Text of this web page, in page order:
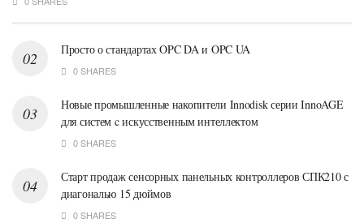
Просто о стандартах OPC DA и OPC UA
0 SHARES
Новые промышленные накопители Innodisk серии InnoAGE
для систем c искусственным интеллектом
0 SHARES
Старт продаж сенсорных панельных контроллеров СПК210 с
диагональю 15 дюймов
0 SHARES